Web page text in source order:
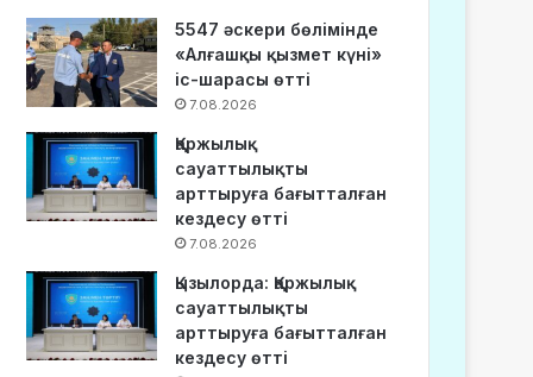
5547 әскери бөлімінде
«Алғашқы қызмет күні»
іс-шарасы өтті
7.08.2026
Қаржылық
сауаттылықты
арттыруға бағытталған
кездесу өтті
7.08.2026
Қызылорда: Қаржылық
сауаттылықты
арттыруға бағытталған
кездесу өтті